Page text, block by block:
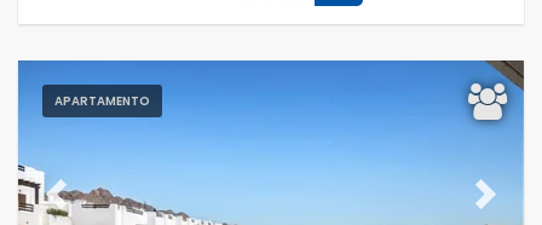
APARTAMENTO
Previous Next